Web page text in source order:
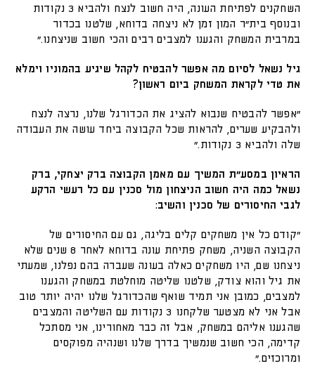
השחקנים לפתיחת העונה, היה חשוב לנצח ולהביא 3 נקודות
ובנוסף בית״ר המון זמן לא ניצחה בדוחא, שלטנו בכדור
במרבית המשחק והגענו למצבים רבים והכי חשוב שניצחנו.״
גיל נשאל לסיום מה אפשר להבטיח לקהל שיגיע בהמוניו וימלא
את טדי לקראת המשחק ביום ראשון?
״אפשר להבטיח שנבוא להציג את הכדורגל שלנו, נרצה לנצח
ולהבקיע שערים, להראות שכל הקבוצה ביחד עושה את העבודה
שלה ולהביא 3 נקודות.״
הראיון במסע״ת המשיך עם מאמן הקבוצה ברק יצחקי, ברק
נשאל כמה היה חשוב הניצחון מול סכנין עם כל רעשי הרקע
לגבי החיסורים של סכנין והשיב:
״קודם כל אין משחקים קלים בליגה, גם עם החיסורים של
הקבוצה השניה, משחק פתיחת עונה בדוחא לאחר 8 שנים שלא
ניצחנו שם, היו משחקים כאלה בעונה שעברה בהם נפלנו, שמעתי
את גיל והוא צודק, שלטנו שליטה מוחלטת במשחק והגענו
למצבים, כמובן אני תמיד שואף שהכדורגל שלנו יהיה יותר טוב
אבל אני לא מצטער שלקחנו 3 נקודות עם השליטה והמצבים
שהגענו אליהם במשחק, אבל זה כבר מאחורינו, אני מסתכל
קדימה, הכי חשוב שנמשיך בדרך שלנו ושנהיה מפוקסים
ומרוכזים.״